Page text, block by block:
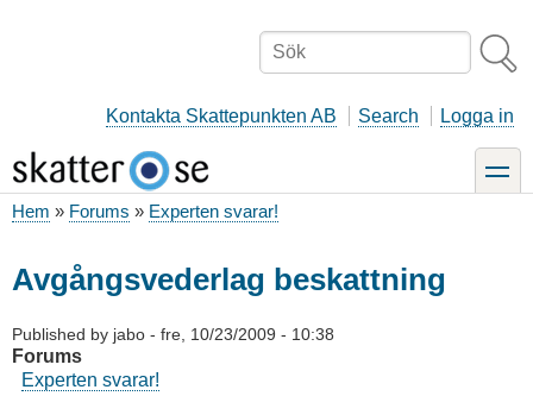
Sök
Kontakta Skattepunkten AB Search Logga in
toggle
Hem Forums Experten svarar!
Avgångsvederlag beskattning
Published by jabo - fre, 10/23/2009 - 10:38
Forums
Experten svarar!